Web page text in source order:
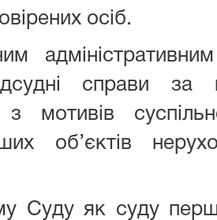
осіб.
справи
з мотивів
об’єктів
Суду як суду